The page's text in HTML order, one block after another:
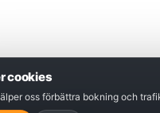
val i Linköping– snabb
cookies
oss förbättra bokning och